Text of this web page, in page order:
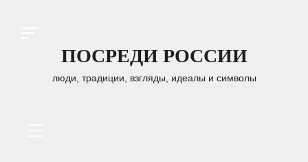
ПОСРЕДИ РОССИИ
люди, традиции, взгляды, идеалы и символы